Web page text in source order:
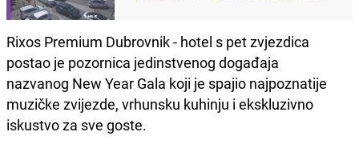
Rixos Premium Dubrovnik - hotel s pet zvjezdica
postao je pozornica jedinstvenog događaja
nazvanog New Year Gala koji je spajio najpoznatije
muzičke zvijezde, vrhunsku kuhinju i ekskluzivno
iskustvo za sve goste.